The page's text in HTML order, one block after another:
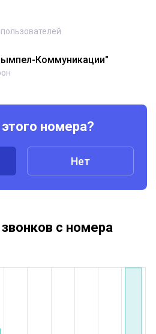
Коммуникации"
номера?
Нет
с номера